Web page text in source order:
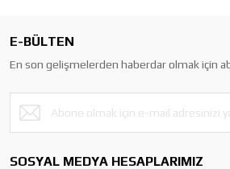
E-BÜLTEN
En son gelişmelerden haberdar olmak için
SOSYAL MEDYA HESAPLARIMIZ